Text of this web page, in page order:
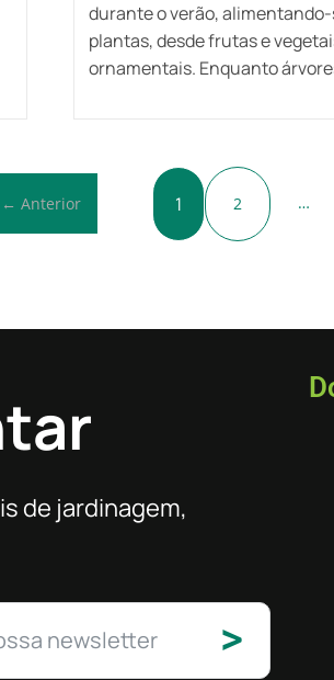
durante o verão, alimentando-
plantas, desde frutas e
ornamentais. Enquanto
← Anterior 1 2 …
de jardinagem,
>